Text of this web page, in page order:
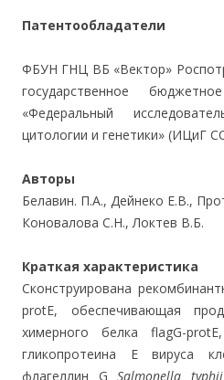
Патентообладатели
ФБУН ГНЦ ВБ «Вектор»
государственное
«Федеральный
цитологии и генетики» (ИЦиГ
Авторы
Белавин. П.А., Дейнеко Е.В.,
Коновалова С.Н., Локтев В.Б.
Краткая характеристика
Сконструирована
protE, обеспечивающая
химерного белка flagG-
гликопротеина Е вируса
флагеллин GSalmonella typhii